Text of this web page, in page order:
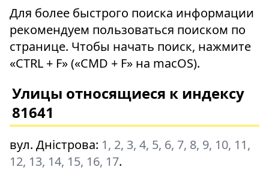
Для более быстрого поиска информации
рекомендуем пользоваться поиском по
странице. Чтобы начать поиск, нажмите
«CTRL + F» («CMD + F» на macOS).
Улицы относящиеся к индексу
81641
вул. Дністрова: 1, 2, 3, 4, 5, 6, 7, 8, 9, 10, 11,
12, 13, 14, 15, 16, 17.